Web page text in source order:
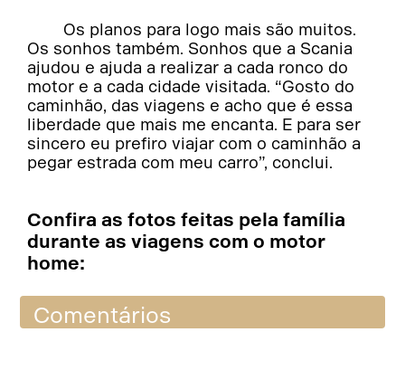
Os planos para logo mais são muitos.
Os sonhos também. Sonhos que a Scania
ajudou e ajuda a realizar a cada ronco do
motor e a cada cidade visitada. “Gosto do
caminhão, das viagens e acho que é essa
liberdade que mais me encanta. E para ser
sincero eu prefiro viajar com o caminhão a
pegar estrada com meu carro”, conclui.
Confira as fotos feitas pela família
durante as viagens com o motor
home:
Comentários